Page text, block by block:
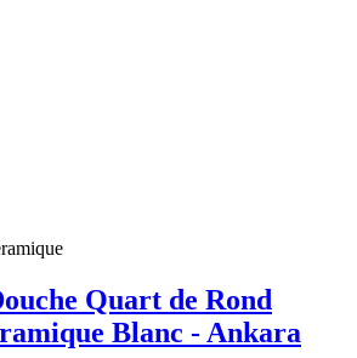
Quart de Rond
Blanc - Ankara